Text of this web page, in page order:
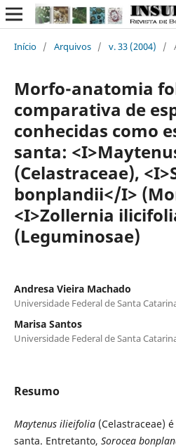
Início / Arquivos / v. 33 (2004) /
Morfo-anatomia
comparativa de
conhecidas como
santa:
(Celastraceae),
bonplandii</I>
<I>Zollernia
(Leguminosae)
Andresa Vieira Machado
Universidade Federal de Santa
Marisa Santos
Universidade Federal de Santa
Resumo
Maytenus ilieifolia(Celastraceae)
santa. Entretanto, Sorocea